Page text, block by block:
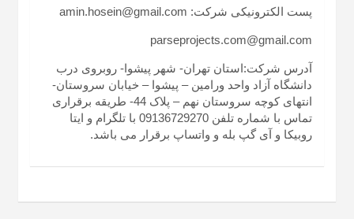
پست الکترونیکی شرکت: amin.hosein@gmail.com
parseprojects.com@gmail.com
آدرس شرکت:استان تهران- شهر پیشوا- روبروی درب
دانشگاه آزاد واحد ورامین – پیشوا – خیابان سروستان-
انتهای کوچه سروستان نهم – پلاک 44- طریقه برقراری
تماس با شماره تلفن 09136729270 با تلگرام و ایتا
روبیکا و آی گپ بله و واتساپ برقرار می باشد.